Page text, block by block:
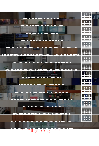
SHIBUYA
渋谷本店
SHIBUYA2
渋谷2号
YOYOGI
代々木
SHINJUKU
新宿
TAKADANOBABA
高田馬場
IKEBUKURO ANNEX
池袋ANNEX
OCHANOMIZU
御茶ノ水
SHIMOKITAZAWA
下北沢
KICHIJOJI
吉祥寺
JIYUGAOKA
自由が丘
SANGENJAYA
三軒茶屋
IKEJIRIOHASHI
池尻大橋
一時閉店中
AKASAKA
赤坂
DENENCHOFU
田園調布
NAKAMEGURO
中目黒
NOAH HAKONE